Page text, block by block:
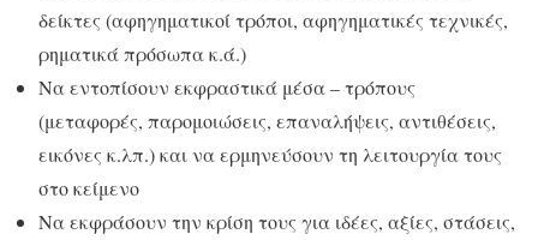
δείκτες (αφηγηματικοί τρόποι, αφηγηματικές τεχνικές,
ρηματικά πρόσωπα κ.ά.)
Να εντοπίσουν εκφραστικά μέσα – τρόπους
(μεταφορές, παρομοιώσεις, επαναλήψεις, αντιθέσεις,
εικόνες κ.λπ.) και να ερμηνεύσουν τη λειτουργία τους
στο κείμενο
Να εκφράσουν την κρίση τους για ιδέες, αξίες, στάσεις,